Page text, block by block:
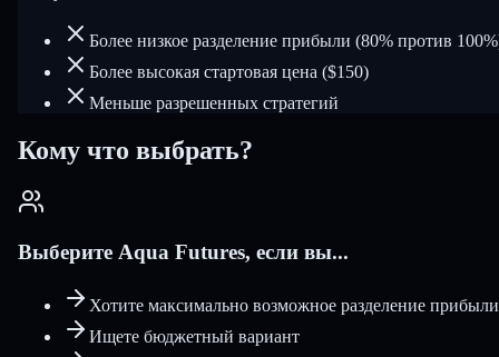
Более низкое разделение прибыли (80% против
Более высокая стартовая цена ($150)
Меньше разрешенных стратегий
Кому что выбрать?
Выберите Aqua Futures, если вы...
Хотите максимально возможное разделение прибыли
Ищете бюджетный вариант